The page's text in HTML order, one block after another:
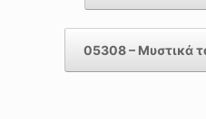
05308 – Μυστικά